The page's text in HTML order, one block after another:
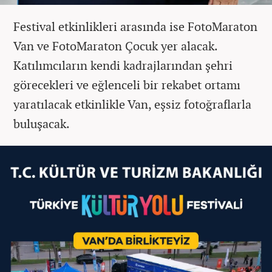
Festival etkinlikleri arasında ise FotoMaraton
Van ve FotoMaraton Çocuk yer alacak.
Katılımcıların kendi kadrajlarından şehri
görecekleri ve eğlenceli bir rekabet ortamı
yaratılacak etkinlikle Van, eşsiz fotoğraflarla
buluşacak.